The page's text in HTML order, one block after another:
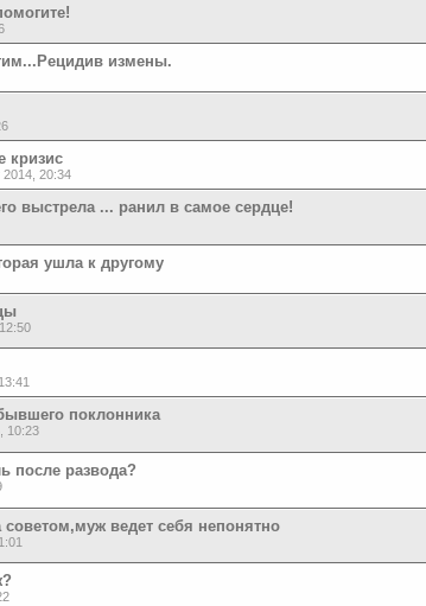
измены.
кризис
2014, 20:34
выстрела ... ранил в самое сердце!
ушла к другому
поклонника
10:23
после развода?
советом,муж ведет себя непонятно